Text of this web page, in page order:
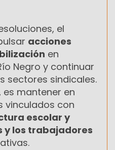
el
acciones
en
Negro y continuar
sectores sindicales.
es mantener en
vinculados con
escolar y
y los trabajadores